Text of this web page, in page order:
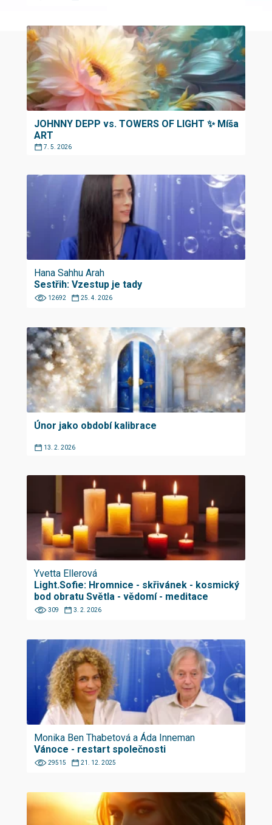
JOHNNY DEPP vs. TOWERS OF LIGHT ✨ Míša
ART
7. 5. 2026
Hana Sahhu Arah
Sestřih: Vzestup je tady
12692 25. 4. 2026
Únor jako období kalibrace
13. 2. 2026
Yvetta Ellerová
Light.Sofie: Hromnice - skřivánek - kosmický
bod obratu Světla - vědomí - meditace
309 3. 2. 2026
Monika Ben Thabetová a Áda Inneman
Vánoce - restart společnosti
29515 21. 12. 2025